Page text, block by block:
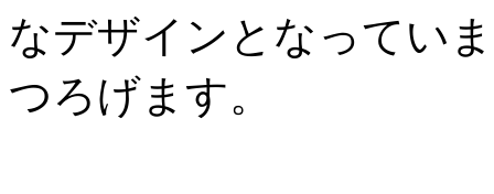
なデザインとなってい
つろげます。